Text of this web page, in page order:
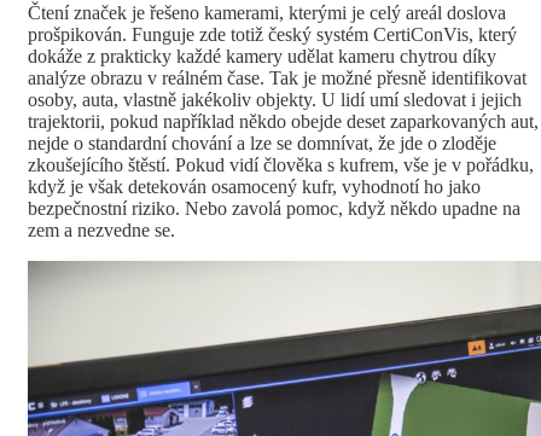
Čtení značek je řešeno kamerami, kterými je celý areál doslova
prošpikován. Funguje zde totiž český systém CertiConVis, který
dokáže z prakticky každé kamery udělat kameru chytrou díky
analýze obrazu v reálném čase. Tak je možné přesně identifikovat
osoby, auta, vlastně jakékoliv objekty. U lidí umí sledovat i jejich
trajektorii, pokud například někdo obejde deset zaparkovaných aut,
nejde o standardní chování a lze se domnívat, že jde o zloděje
zkoušejícího štěstí. Pokud vidí člověka s kufrem, vše je v pořádku,
když je však detekován osamocený kufr, vyhodnotí ho jako
bezpečnostní riziko. Nebo zavolá pomoc, když někdo upadne na
zem a nezvedne se.